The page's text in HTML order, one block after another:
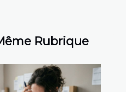
Rubrique